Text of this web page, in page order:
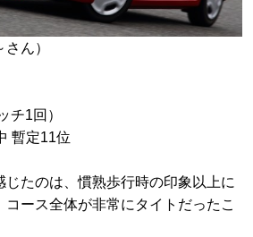
ん）
チ1回）
暫定11位
じたのは、慣熟歩行時の印象以上に
ース全体が非常にタイトだったこ